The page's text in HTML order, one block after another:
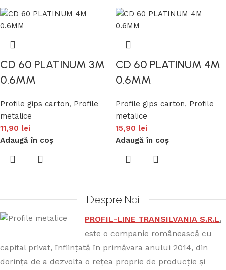
CD 60 PLATINUM 3M
0.6MM
Profile gips carton, Profile
metalice
11,90 lei
Adaugă în coș
CD 60 PLATINUM 4M
0.6MM
Profile gips carton, Profile
metalice
15,90 lei
Adaugă în coș
Despre Noi
PROFIL-LINE TRANSILVANIA S.R.L.
este o companie românească cu
capital privat, înființată în primăvara anului 2014, din
dorința de a dezvolta o rețea proprie de producție și